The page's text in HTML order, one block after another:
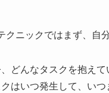
クニックではまず、自
どんなタスクを抱えて
はいつ発生して、いつ